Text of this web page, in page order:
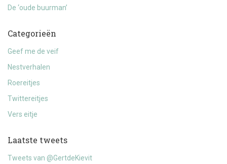
De ‘oude buurman’
Categorieën
Geef me de veif
Nestverhalen
Roereitjes
Twittereitjes
Vers eitje
Laatste tweets
Tweets van @GertdeKievit